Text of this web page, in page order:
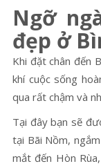
Ngỡ
đẹp ở
Khi đặt chân đến
khí cuộc sống
qua rất chậm và
Tại đây bạn sẽ
tại Bãi Nồm,
mắt đến Hòn